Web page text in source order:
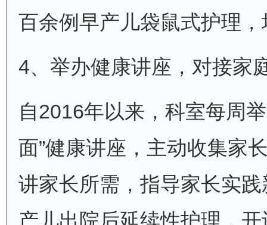
百余例早产儿袋鼠式护理
4、举办健康讲座，对接家
自2016年以来，科室每周
面”健康讲座，主动收集家
讲家长所需，指导家长实
产儿出院后延续性护理，开